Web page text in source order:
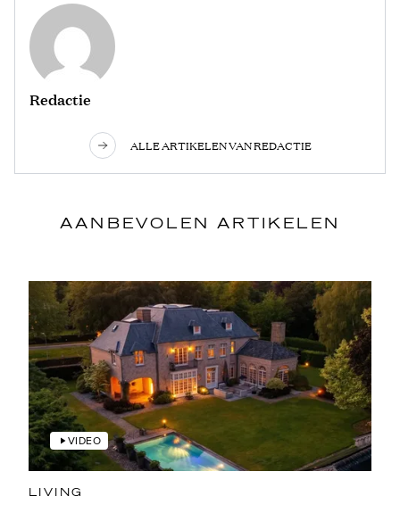
Redactie
ALLE ARTIKELEN VAN REDACTIE
AANBEVOLEN ARTIKELEN
VIDEO
LIVING